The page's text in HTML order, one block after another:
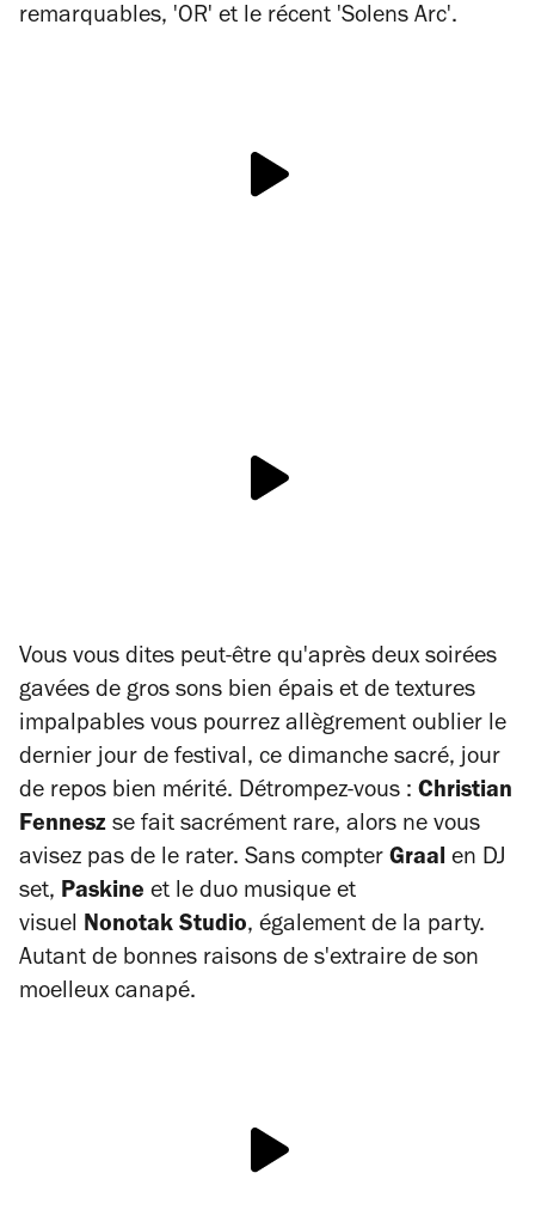
remarquables, 'OR' et le récent 'Solens Arc'.
Vous vous dites peut-être qu'après deux soirées
gavées de gros sons bien épais et de textures
impalpables vous pourrez allègrement oublier le
dernier jour de festival, ce dimanche sacré, jour
de repos bien mérité. Détrompez-vous : Christian
Fennesz se fait sacrément rare, alors ne vous
avisez pas de le rater. Sans compter Graal en DJ
set, Paskine et le duo musique et
visuel Nonotak Studio, également de la party.
Autant de bonnes raisons de s'extraire de son
moelleux canapé.